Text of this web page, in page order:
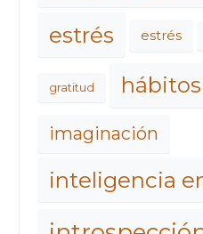
estrés estrés
gratitud hábitos
imaginación
inteligencia